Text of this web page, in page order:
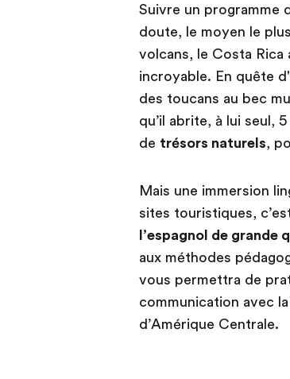
Suivre un programme
doute, le moyen le
volcans, le Costa Rica
incroyable. En quête
des toucans au bec
qu’il abrite, à lui seul,
de trésors naturels,
Mais une immersion
sites touristiques,
l’espagnol de grande
aux méthodes
vous permettra de
communication avec
d’Amérique Centrale.